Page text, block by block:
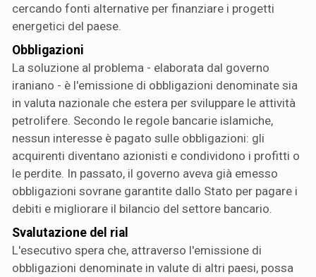
cercando fonti alternative per finanziare i progetti
energetici del paese.
Obbligazioni
La soluzione al problema - elaborata dal governo
iraniano - è l'emissione di obbligazioni denominate sia
in valuta nazionale che estera per sviluppare le attività
petrolifere. Secondo le regole bancarie islamiche,
nessun interesse è pagato sulle obbligazioni: gli
acquirenti diventano azionisti e condividono i profitti o
le perdite. In passato, il governo aveva già emesso
obbligazioni sovrane garantite dallo Stato per pagare i
debiti e migliorare il bilancio del settore bancario.
Svalutazione del rial
L'esecutivo spera che, attraverso l'emissione di
obbligazioni denominate in valute di altri paesi, possa